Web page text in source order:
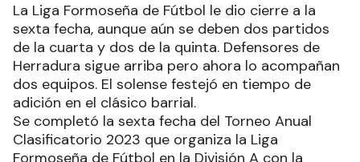
La Liga Formoseña de Fútbol le dio cierre a la
sexta fecha, aunque aún se deben dos partidos
de la cuarta y dos de la quinta. Defensores de
Herradura sigue arriba pero ahora lo acompañan
dos equipos. El solense festejó en tiempo de
adición en el clásico barrial.
Se completó la sexta fecha del Torneo Anual
Clasificatorio 2023 que organiza la Liga